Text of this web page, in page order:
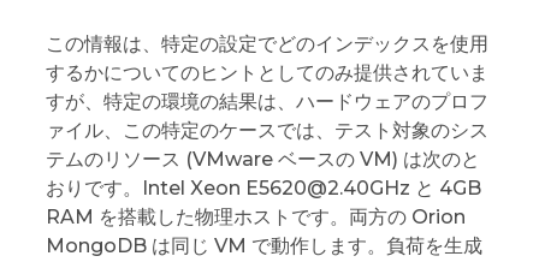
この情報は、特定の設定でどのインデックスを使用
するかについてのヒントとしてのみ提供されていま
すが、特定の環境の結果は、ハードウェアのプロフ
ァイル、この特定のケースでは、テスト対象のシス
テムのリソース (VMware ベースの VM) は次のと
おりです。Intel Xeon E5620@2.40GHz と 4GB
RAM を搭載した物理ホストです。両方の Orion
MongoDB は同じ VM で動作します。負荷を生成